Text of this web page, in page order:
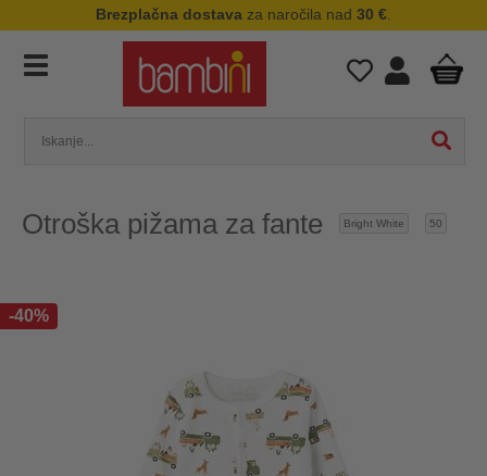
Brezplačna dostava za naročila nad 30 €
Otroška pižama za fante Bright White 50
-40%